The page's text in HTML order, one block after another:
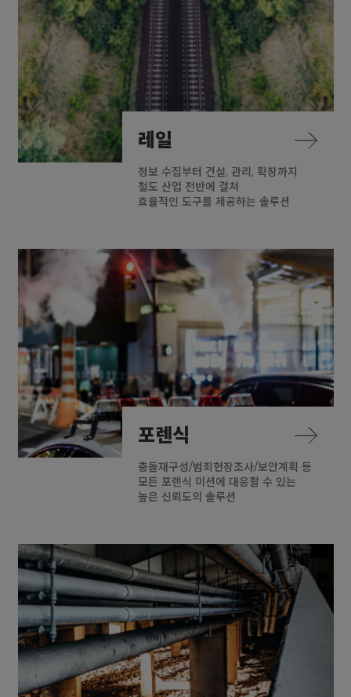
레일
정보 수집부터 건설, 관리, 확장까지
철도 산업 전반에 걸쳐
효율적인 도구를 제공하는 솔루션
포렌식
충돌재구성/범죄현장조사/보안계획 등
모든 포렌식 미션에 대응할 수 있는
높은 신뢰도의 솔루션